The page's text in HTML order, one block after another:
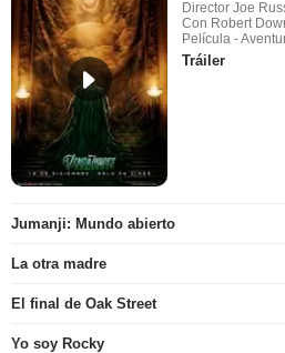
Director Joe
Con Robert
Película -
Tráiler
Jumanji: Mundo abierto
La otra madre
El final de Oak Street
Yo soy Rocky